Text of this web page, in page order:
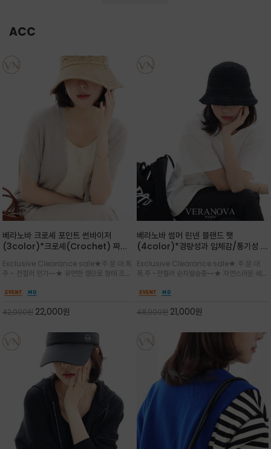
ACC
베라노바 크로셰 포인트 썬바이저
(3color)*크로셰(Crochet) 짜임
미닌한 무드를 연출/벨크로 타입이라 휴
대도 간편
Exclusive Clearance sale★주.문.대.폭.
주 - 전컬러 인기~~★ 유연한 챙으로 형태 조절
말아 휴대하기 좋고, 챙의 모양을 살짝 바꿀 수 있
용성을 모두 갖춘 아이템
42,000원 22,000원
베라노바 썸머 린넨 블랜드 햇
(4color)*경량성과 입체감/통기성 좋
쾌적하게 착용/ 뒷트임 있어서 헤어스타
일링에도 편하게 쓰실수 있습니다
Exclusive Clearance sale★ 주.문.대.
폭.주 -전컬러 순차발송중~~★ 자연스러운 쉐입
련된 포인트/베이직한 컬러 구성으로 어떤 스타
용도 높은 아이템
48,000원 21,000원